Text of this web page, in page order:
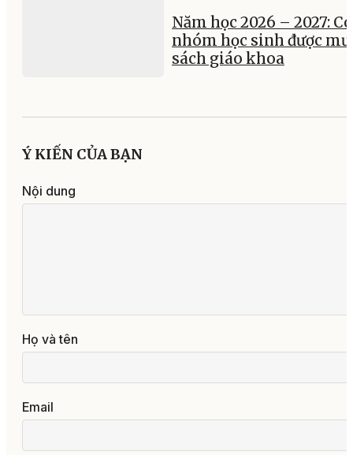
Năm học 2026 – 2027:
nhóm học sinh được
sách giáo khoa
Ý KIẾN CỦA BẠN
Nội dung
Họ và tên
Email